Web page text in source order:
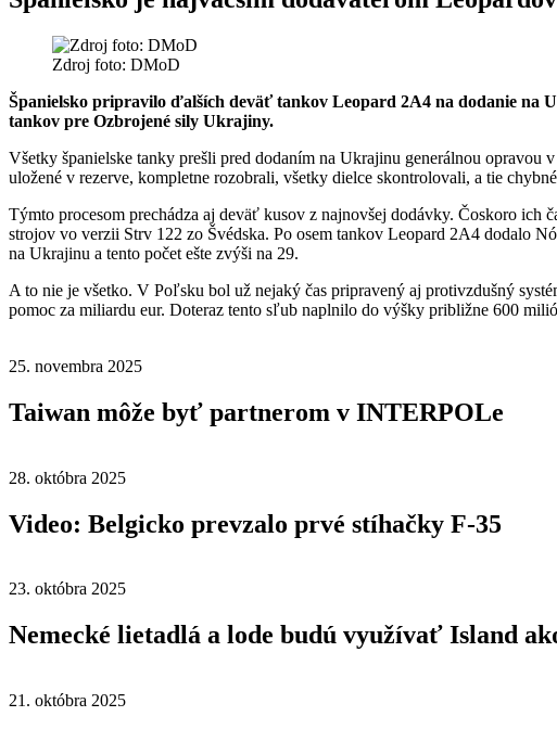
Zdroj foto: DMoD
Španielsko pripravilo ďalších deväť tankov Leopard 2A4 na dodanie na
tankov pre Ozbrojené sily Ukrajiny.
Všetky španielske tanky prešli pred dodaním na Ukrajinu generálnou opravou
uložené v rezerve, kompletne rozobrali, všetky dielce skontrolovali, a tie
Týmto procesom prechádza aj deväť kusov z najnovšej dodávky. Čoskoro
strojov vo verzii Strv 122 zo Švédska. Po osem tankov Leopard 2A4 dodalo
na Ukrajinu a tento počet ešte zvýši na 29.
A to nie je všetko. V Poľsku bol už nejaký čas pripravený aj protivzdušný
pomoc za miliardu eur. Doteraz tento sľub naplnilo do výšky približne 600
25. novembra 2025
Taiwan môže byť partnerom v INTERPOLe
28. októbra 2025
Video: Belgicko prevzalo prvé stíhačky F-35
23. októbra 2025
Nemecké lietadlá a lode budú využívať Island
21. októbra 2025